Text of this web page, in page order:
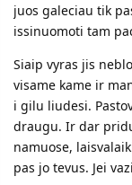
juos galeciau tik
issinuomoti tam
Siaip vyras jis
visame kame ir
i gilu liudesi.
draugu. Ir dar
namuose,
pas jo tevus. Jei